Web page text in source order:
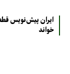
ایران پیش‌نویس
خواند